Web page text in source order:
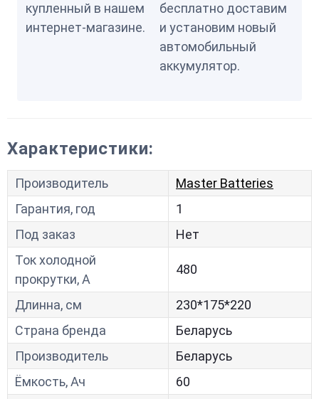
купленный в нашем
интернет-магазине.
бесплатно доставим
и установим новый
автомобильный
аккумулятор.
Характеристики:
Производитель
Master Batteries
Гарантия, год
1
Под заказ
Нет
Ток холодной
прокрутки, A
480
Длинна, см
230*175*220
Страна бренда
Беларусь
Производитель
Беларусь
Ёмкость, Ач
60